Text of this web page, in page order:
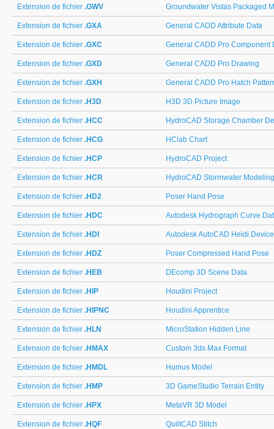
Extension de fichier .GWV Groundwater Vistas Packaged
Extension de fichier .GXA General CADD Attribute Data
Extension de fichier .GXC General CADD Pro Component
Extension de fichier .GXD General CADD Pro Drawing
Extension de fichier .GXH General CADD Pro Hatch
Extension de fichier .H3D H3D 3D Picture Image
Extension de fichier .HCC HydroCAD Storage Chamber
Extension de fichier .HCG HClab Chart
Extension de fichier .HCP HydroCAD Project
Extension de fichier .HCR HydroCAD Stormwater
Extension de fichier .HD2 Poser Hand Pose
Extension de fichier .HDC Autodesk Hydrograph Curve
Extension de fichier .HDI Autodesk AutoCAD Heidi
Extension de fichier .HDZ Poser Compressed Hand Pose
Extension de fichier .HEB DEcomp 3D Scene Data
Extension de fichier .HIP Houdini Project
Extension de fichier .HIPNC Houdini Apprentice
Extension de fichier .HLN MicroStation Hidden Line
Extension de fichier .HMAX Custom 3ds Max Format
Extension de fichier .HMDL Humus Model
Extension de fichier .HMP 3D GameStudio Terrain Entity
Extension de fichier .HPX MetaVR 3D Model
Extension de fichier .HQF QuiltCAD Stitch